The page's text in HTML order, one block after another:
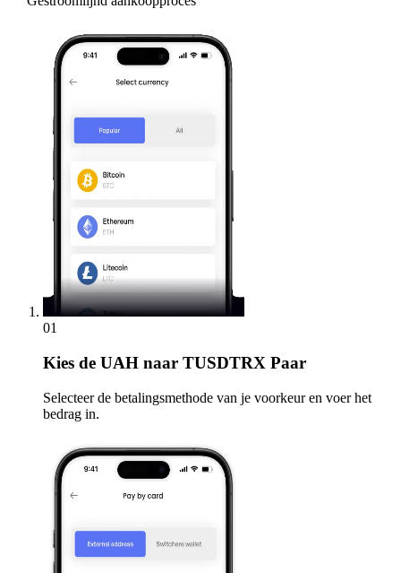
01
Kies de UAH naar TUSDTRX Paar
Selecteer de betalingsmethode van je voorkeur en voer het
bedrag in.